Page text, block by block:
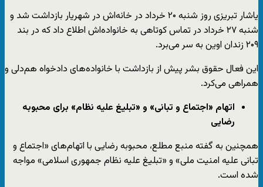
یاشار تبریزی روز شنبه ۲۰ خرداد در خانه‌اش در شهریار بازداشت شد و
شنبه ۲۷ خرداد در تماس کوتاهی به خانواده‌اش اطلاع داد که در بند
۲۰۹ زندان اوین به سر می‌برد.
این فعال حقوق بشر پیش از بازداشت با خانواده‌های دادخواه هم‌دلی و
همراهی می‌کرد.
اتهام «اجتماع و تبانی» و «تبلیغ علیه نظام» برای محبوبه
رضایی
همچنین به گفته منبع مطلع، محبوبه رضایی با اتهام‌های «اجتماع و
تبانی علیه امنیت ملی» و «تبلیغ علیه نظام جمهوری اسلامی» مواجه
شده است.